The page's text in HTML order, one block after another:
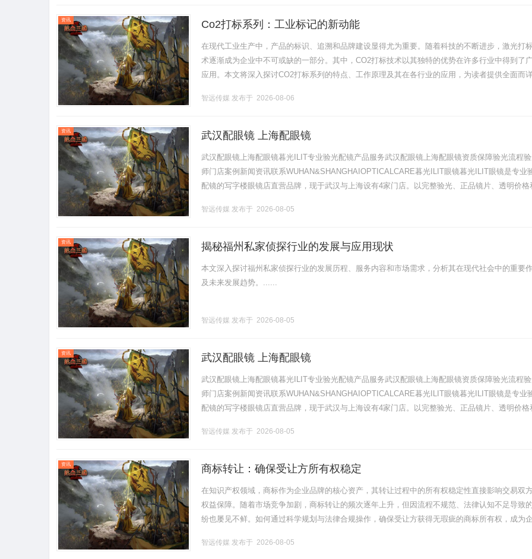
资讯 Co2打标系列：工业标记的新动能
在现代工业生产中，产品的标识、追溯和品牌建设显得尤为重要。随着科技的不断进步，激光打
术逐渐成为企业中不可或缺的一部分。其中，CO2打标技术以其独特的优势在许多行业中得到了
应用。本文将深入探讨CO2打标系列的特点、工作原理及其在各行业的应用，为读者提供全面而
C.........
智远传媒 发布于 2026-08-06
资讯 武汉配眼镜 上海配眼镜
武汉配眼镜上海配眼镜暮光ILIT专业验光配镜产品服务武汉配眼镜上海配眼镜资质保障验光流程
师门店案例新闻资讯联系WUHAN&SHANGHAIOPTICALCARE暮光ILIT眼镜暮光ILIT眼镜是专业
配镜的写字楼眼镜店直营品牌，现于武汉与上海设有4家门店。以完整验光、正品镜片、透明价格
智远传媒 发布于 2026-08-05
资讯 揭秘福州私家侦探行业的发展与应用现状
本文深入探讨福州私家侦探行业的发展历程、服务内容和市场需求，分析其在现代社会中的重要
及未来发展趋势。......
智远传媒 发布于 2026-08-05
资讯 武汉配眼镜 上海配眼镜
武汉配眼镜上海配眼镜暮光ILIT专业验光配镜产品服务武汉配眼镜上海配眼镜资质保障验光流程
师门店案例新闻资讯联系WUHAN&SHANGHAIOPTICALCARE暮光ILIT眼镜暮光ILIT眼镜是专业
配镜的写字楼眼镜店直营品牌，现于武汉与上海设有4家门店。以完整验光、正品镜片、透明价格
智远传媒 发布于 2026-08-05
资讯 商标转让：确保受让方所有权稳定
在知识产权领域，商标作为企业品牌的核心资产，其转让过程中的所有权稳定性直接影响交易双
权益保障。随着市场竞争加剧，商标转让的频次逐年上升，但因流程不规范、法律认知不足导致
纷也屡见不鲜。如何通过科学规划与法律合规操作，确保受让方获得无瑕疵的商标所有权，成为
析，为受.........
智远传媒 发布于 2026-08-05